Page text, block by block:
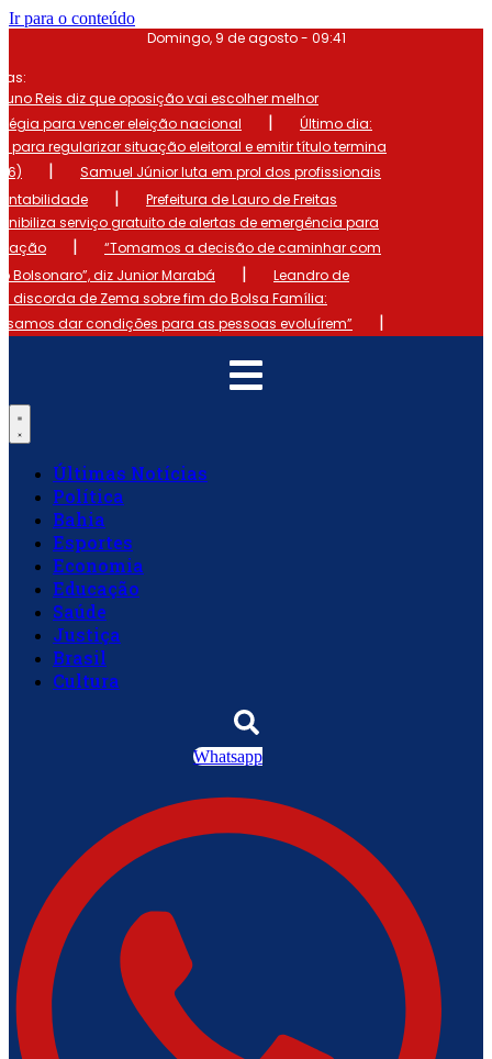
Ir para o conteúdo
Domingo, 9 de agosto - 09:41
Reis diz que oposição vai escolher melhor
para vencer eleição nacional
|
Último dia:
para regularizar situação eleitoral e emitir título termina
|
Samuel Júnior luta em prol dos profissionais
|
Prefeitura de Lauro de Freitas
serviço gratuito de alertas de emergência para
|
“Tomamos a decisão de caminhar com
Bolsonaro”, diz Junior Marabá
|
Leandro de
discorda de Zema sobre fim do Bolsa Família:
dar condições para as pessoas evoluírem”
|
Últimas Notícias
Política
Bahia
Esportes
Economia
Educação
Saúde
Justiça
Brasil
Cultura
Whatsapp